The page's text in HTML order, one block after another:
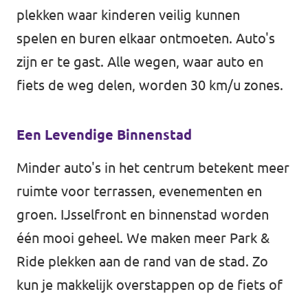
Vacatures
Deventer
Enschede
Zwolle
plekken waar kinderen veilig kunnen
spelen en buren elkaar ontmoeten. Auto's
zijn er te gast. Alle wegen, waar auto en
fiets de weg delen, worden 30 km/u zones.
Een Levendige Binnenstad
Minder auto's in het centrum betekent meer
ruimte voor terrassen, evenementen en
groen. IJsselfront en binnenstad worden
één mooi geheel. We maken meer Park &
Ride plekken aan de rand van de stad. Zo
kun je makkelijk overstappen op de fiets of